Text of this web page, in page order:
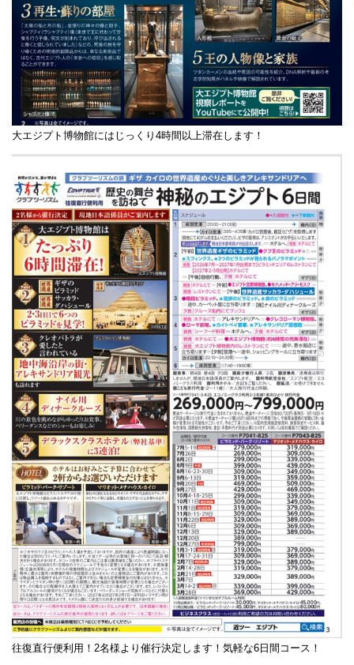
大エジプト博物館にはじっくり4時間以上滞在します！
往復直行便利用！2名様より催行決定します！気軽な6日間コース！